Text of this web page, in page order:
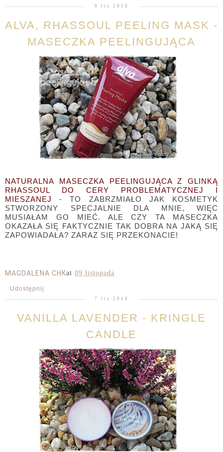
9 lis 2016
ALVA, RHASSOUL PEELING MASK -
MASECZKA PEELINGUJĄCA
NATURALNA MASECZKA PEELINGUJĄCA Z GLINKĄ
RHASSOUL DO CERY PROBLEMATYCZNEJ I
MIESZANEJ
- TO ZABRZMIAŁO JAK KOSMETYK
STWORZONY SPECJALNIE DLA MNIE, WIĘC
MUSIAŁAM GO MIEĆ. ALE CZY TA MASECZKA
OKAZAŁA SIĘ FAKTYCZNIE TAK DOBRA NA JAKĄ SIĘ
ZAPOWIADAŁA? ZARAZ SIĘ PRZEKONACIE!
MAGDALENA CHKat 09 listopada
Udostępnij
7 lis 2016
VANILLA LAVENDER - KRINGLE
CANDLE